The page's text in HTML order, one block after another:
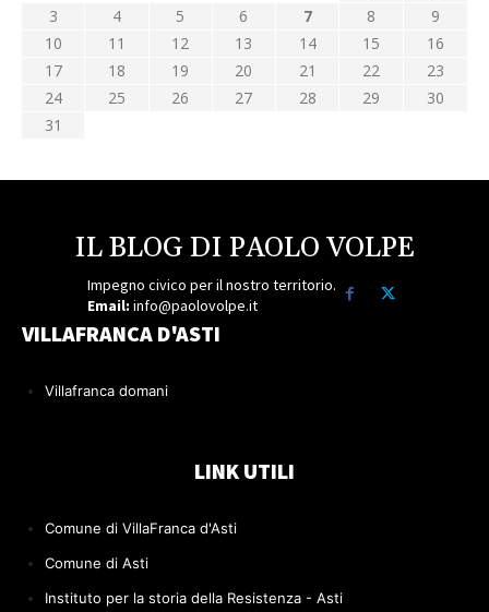
3
4 5 6 7 8
9
10
11 12 13 14 15
16
17
18 19 20 21 22
23
24
25 26 27 28 29
30
31
IL BLOG DI PAOLO VOLPE
Impegno civico per il nostro territorio.
Email: info@paolovolpe.it
VILLAFRANCA D'ASTI
Villafranca domani
LINK UTILI
Comune di VillaFranca d'Asti
Comune di Asti
Instituto per la storia della Resistenza - Asti